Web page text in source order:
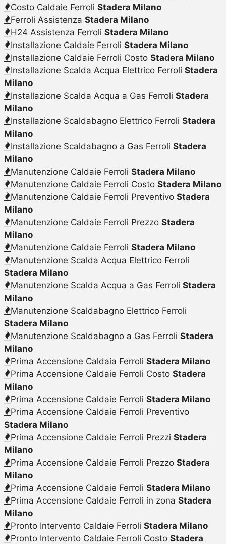
Costo Caldaie Ferroli Stadera Milano
Ferroli Assistenza Stadera Milano
H24 Assistenza Ferroli Stadera Milano
Installazione Caldaie Ferroli Stadera Milano
Installazione Caldaie Ferroli Costo Stadera Milano
Installazione Scalda Acqua Elettrico Ferroli Stadera
Milano
Installazione Scalda Acqua a Gas Ferroli Stadera
Milano
Installazione Scaldabagno Elettrico Ferroli Stadera
Milano
Installazione Scaldabagno a Gas Ferroli Stadera
Milano
Manutenzione Caldaie Ferroli Stadera Milano
Manutenzione Caldaie Ferroli Costo Stadera Milano
Manutenzione Caldaie Ferroli Preventivo Stadera
Milano
Manutenzione Caldaie Ferroli Prezzo Stadera
Milano
Manutenzione Caldaie Ferroli Stadera Milano
Manutenzione Scalda Acqua Elettrico Ferroli
Stadera Milano
Manutenzione Scalda Acqua a Gas Ferroli Stadera
Milano
Manutenzione Scaldabagno Elettrico Ferroli
Stadera Milano
Manutenzione Scaldabagno a Gas Ferroli Stadera
Milano
Prima Accensione Caldaia Ferroli Stadera Milano
Prima Accensione Caldaie Ferroli Costo Stadera
Milano
Prima Accensione Caldaie Ferroli Stadera Milano
Prima Accensione Caldaie Ferroli Preventivo
Stadera Milano
Prima Accensione Caldaie Ferroli Prezzi Stadera
Milano
Prima Accensione Caldaie Ferroli Prezzo Stadera
Milano
Prima Accensione Caldaie Ferroli Stadera Milano
Prima Accensione Caldaie Ferroli in zona Stadera
Milano
Pronto Intervento Caldaie Ferroli Stadera Milano
Pronto Intervento Caldaie Ferroli Costo Stadera